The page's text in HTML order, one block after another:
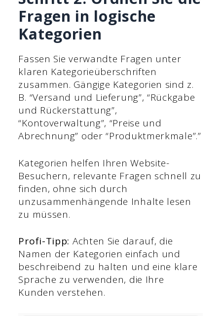
Fragen in logische
Kategorien
Fassen Sie verwandte Fragen unter
klaren Kategorieüberschriften
zusammen. Gängige Kategorien sind z.
B. “Versand und Lieferung”, “Rückgabe
und Rückerstattung”,
“Kontoverwaltung”, “Preise und
Abrechnung” oder “Produktmerkmale”.”
Kategorien helfen Ihren Website-
Besuchern, relevante Fragen schnell zu
finden, ohne sich durch
unzusammenhängende Inhalte lesen
zu müssen.
Profi-Tipp: Achten Sie darauf, die
Namen der Kategorien einfach und
beschreibend zu halten und eine klare
Sprache zu verwenden, die Ihre
Kunden verstehen.